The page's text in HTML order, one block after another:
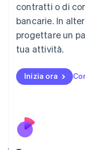
contratti o di
bancarie. In
progettare un
tua attività.
Inizia ora
Français Deutsch
Malaysia
English 简体中文
Malta
Messico
EspañolEnglish
English
Paesi Bassi